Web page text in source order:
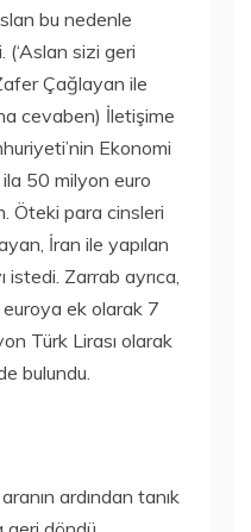
bu nedenle
(‘Aslan sizi geri
Çağlayan ile
cevaben) İletişime
Ekonomi
ila 50 milyon euro
Öteki para cinsleri
İran ile yapılan
Zarrab ayrıca,
ek olarak 7
Türk Lirası olarak
bulundu.
ardından tanık